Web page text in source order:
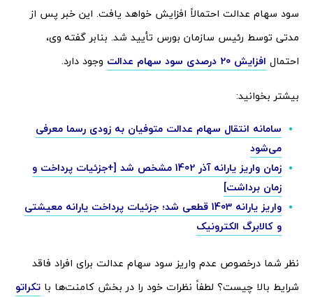
سود سهام عدالت احتمالاً افزایش خواهد یافت. این خبر پس از
مدتی توسط رئیس سازمان بورس تأیید شد. بنابر گفته وی،
احتمال افزایش 20 درصدی سود سهام عدالت
وجود دارد.
بیشتر بخوانید:
سامانه انتقال سهام عدالت متوفیان به زودی رسما معرفی
می‌شود
زمان واریز یارانه آذر 1402 مشخص شد [+جزئیات پرداخت و
زمان برداشت]
واریز یارانه 1403 قطعی شد؛ جزئیات پرداخت یارانه معیشتی
و کالابرگ الکترونیک
نظر شما درخصوص عدم واریز سود سهام عدالت برای افراد فاقد
شرایط بالا چیست؟ لطفاً نظرات خود را در بخش کامنت‌ها با تکراتو